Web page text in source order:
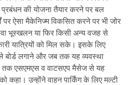
प्रबंधन की योजना तैयार करने पर बल
पर ऐसा मैकेनिज्म विकसित करने पर भी जोर
भूस्खलन या फिर किसी अन्य वजह से
यात्रियों को मिल सके। इसके लिए
बोर्ड लगाने और जब तक यह व्यवस्था
तक एसएमएस व वाटसएप मैसेज से यह
कहा। उन्होंने वाहन पार्किंग के लिए मल्टी